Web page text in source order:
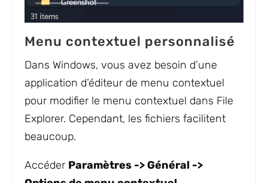
Menu contextuel personnalisé
Dans Windows, vous avez besoin d’une
application d’éditeur de menu contextuel
pour modifier le menu contextuel dans File
Explorer. Cependant, les fichiers facilitent
beaucoup.
Accéder Paramètres -> Général ->